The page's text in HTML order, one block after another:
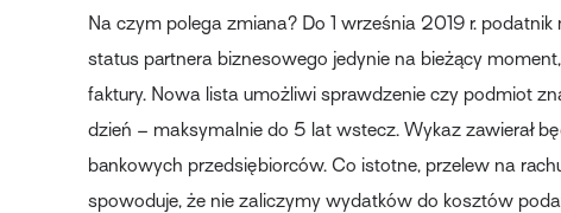
Na czym polega zmiana? Do 1 września 2019 r. podatnik
status partnera biznesowego jedynie na bieżący
faktury. Nowa lista umożliwi sprawdzenie czy podmiot
dzień – maksymalnie do 5 lat wstecz. Wykaz zawierał
bankowych przedsiębiorców. Co istotne, przelew na
spowoduje, że nie zaliczymy wydatków do kosztów